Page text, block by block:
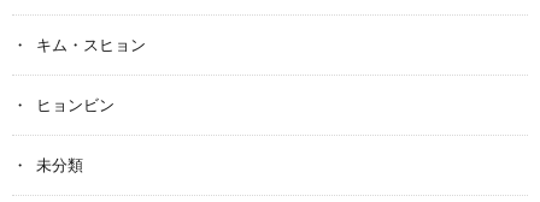
キム・スヒョン
ヒョンビン
未分類